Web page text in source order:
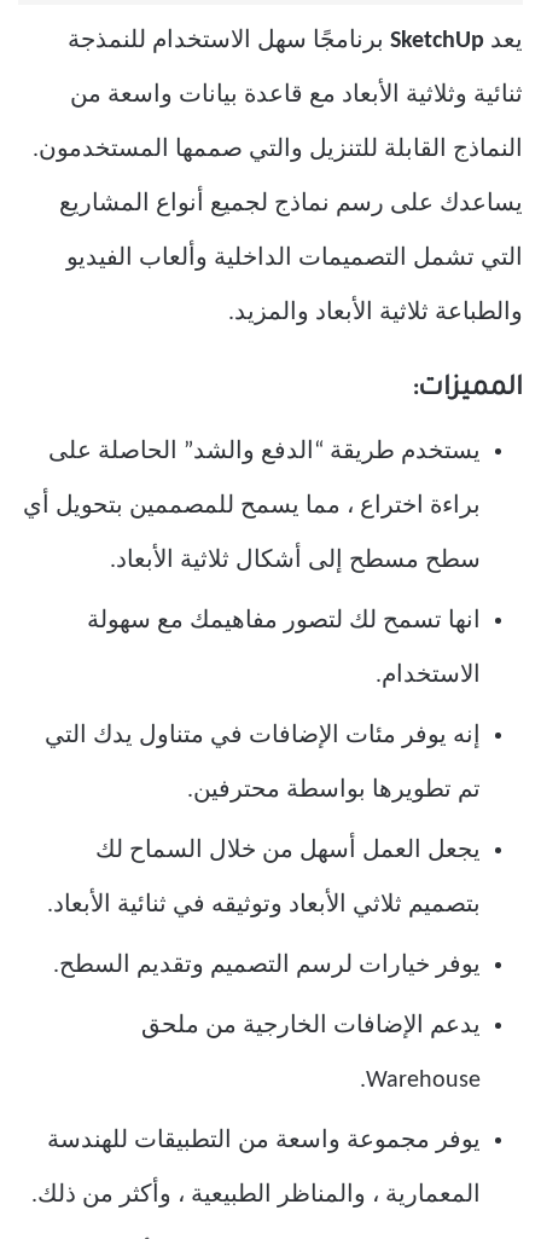
يعد SketchUp برنامجًا سهل الاستخدام للنمذجة
ثنائية وثلاثية الأبعاد مع قاعدة بيانات واسعة من
النماذج القابلة للتنزيل والتي صممها المستخدمون.
يساعدك على رسم نماذج لجميع أنواع المشاريع
التي تشمل التصميمات الداخلية وألعاب الفيديو
والطباعة ثلاثية الأبعاد والمزيد.
المميزات:
يستخدم طريقة “الدفع والشد” الحاصلة على
براءة اختراع ، مما يسمح للمصممين بتحويل أي
سطح مسطح إلى أشكال ثلاثية الأبعاد.
انها تسمح لك لتصور مفاهيمك مع سهولة
الاستخدام.
إنه يوفر مئات الإضافات في متناول يدك التي
تم تطويرها بواسطة محترفين.
يجعل العمل أسهل من خلال السماح لك
بتصميم ثلاثي الأبعاد وتوثيقه في ثنائية الأبعاد.
يوفر خيارات لرسم التصميم وتقديم السطح.
يدعم الإضافات الخارجية من ملحق
Warehouse.
يوفر مجموعة واسعة من التطبيقات للهندسة
المعمارية ، والمناظر الطبيعية ، وأكثر من ذلك.